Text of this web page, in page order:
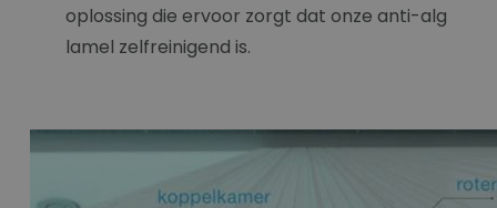
oplossing die ervoor zorgt dat onze anti-alg
lamel zelfreinigend is.